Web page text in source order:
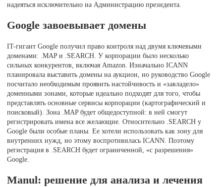
надеяться исключительно на Администрацию президента.
Google завоевывает домены
IT-гигант Google получил право контроля над двумя ключевыми
доменами: .MAP и .SEARCH. У корпорации было несколько
сильных конкурентов, включая Amazon. Изначально ICANN
планировала выставить домены на аукцион, но руководство Google
посчитало необходимым проявить настойчивость и «завладело»
доменными зонами, которые идеально подходят для того, чтобы
представлять основные сервисы корпорации (картографический и
поисковый). Зона .MAP будет общедоступной: в ней смогут
регистрировать имена все желающие. Относительно .SEARCH у
Google были особые планы. Ее хотели использовать как зону для
внутренних нужд, но этому воспротивилась ICANN. Поэтому
регистрация в .SEARCH будет ограниченной, «с разрешения»
Google.
Manul: решение для анализа и лечения